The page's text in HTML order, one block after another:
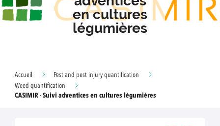
en cultures
légumières
Accueil
Pest and pest injury quantification
Weed quantification
CASIMIR - Suivi adventices en cultures légumières